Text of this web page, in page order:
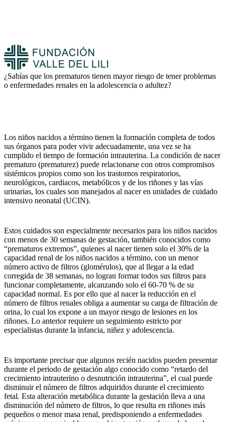
¿Sabías que los prematuros tienen mayor riesgo de tener problemas
o enfermedades renales en la adolescencia o adultez?
Los niños nacidos a término tienen la formación completa de todos
sus órganos para poder vivir adecuadamente, una vez se ha
cumplido el tiempo de formación intrauterina. La condición de nacer
prematuro (prematurez) puede relacionarse con otros compromisos
sistémicos propios como son los trastornos respiratorios,
neurológicos, cardiacos, metabólicos y de los riñones y las vías
urinarias, los cuales son manejados al nacer en unidades de cuidado
intensivo neonatal (UCIN).
Estos cuidados son especialmente necesarios para los niños nacidos
con menos de 30 semanas de gestación, también conocidos como
“prematuros extremos”, quienes al nacer tienen solo el 30% de la
capacidad renal de los niños nacidos a término, con un menor
número activo de filtros (glomérulos), que al llegar a la edad
corregida de 38 semanas, no logran formar todos sus filtros para
funcionar completamente, alcanzando solo el 60-70 % de su
capacidad normal. Es por ello que al nacer la reducción en el
número de filtros renales obliga a aumentar su carga de filtración de
orina, lo cual los expone a un mayor riesgo de lesiones en los
riñones. Lo anterior requiere un seguimiento estricto por
especialistas durante la infancia, niñez y adolescencia.
Es importante precisar que algunos recién nacidos pueden presentar
durante el periodo de gestación algo conocido como “retardo del
crecimiento intrauterino o desnutrición intrauterina”, el cual puede
disminuir el número de filtros adquiridos durante el crecimiento
fetal. Esta alteración metabólica durante la gestación lleva a una
disminución del número de filtros, lo que resulta en riñones más
pequeños o menor masa renal, predisponiendo a enfermedades